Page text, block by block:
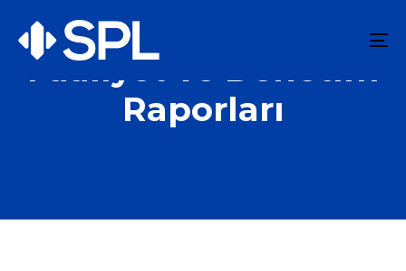
Faaliyet ve Denetim
Raporları